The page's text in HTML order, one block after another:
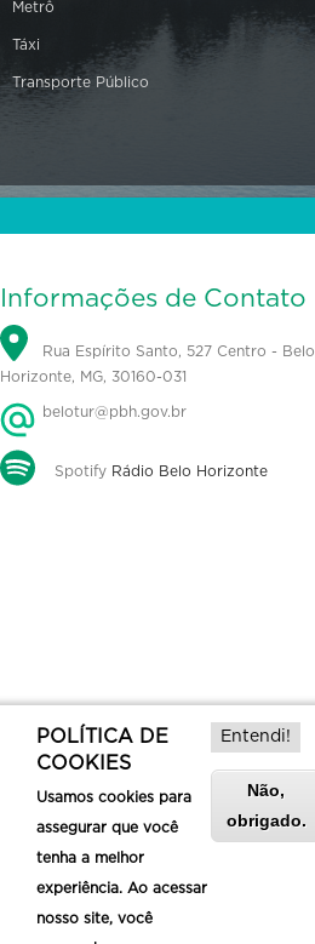
Metrô
Táxi
Transporte Público
Informações de Contato
Rua Espírito Santo, 527 Centro - Belo
Horizonte, MG, 30160-031
belotur@pbh.gov.br
Spotify Rádio Belo Horizonte
POLÍTICA DE
COOKIES
Usamos cookies para
assegurar que você
tenha a melhor
experiência. Ao acessar
nosso site, você
Entendi!
Não,
obrigado.